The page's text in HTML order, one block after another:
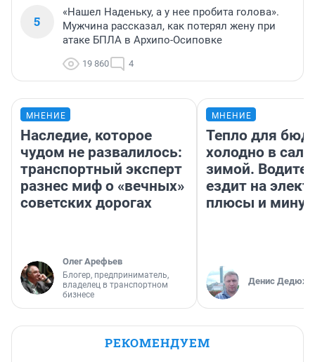
5
«Нашел Наденьку, а у нее пробита голова».
Мужчина рассказал, как потерял жену при
атаке БПЛА в Архипо-Осиповке
19 860 4
МНЕНИЕ
Наследие, которое
чудом не развалилось:
транспортный эксперт
разнес миф о «вечных»
советских дорогах
Олег Арефьев
Блогер, предприниматель,
владелец в транспортном
бизнесе
МНЕНИЕ
Тепло для
холодно в
зимой.
ездит на
плюсы и
Денис
РЕКОМЕНДУЕМ